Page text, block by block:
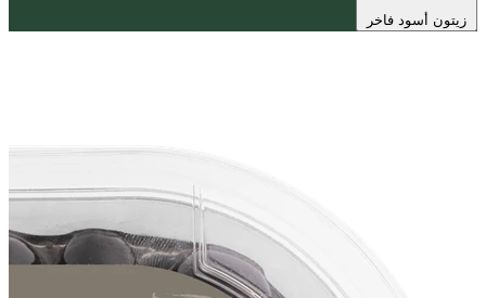
زيتون أسود فاخر